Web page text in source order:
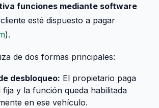
funciones mediante software
esté dispuesto a pagar
).
de dos formas principales:
desbloqueo: El propietario paga
fija y la función queda habilitada
en ese vehículo.